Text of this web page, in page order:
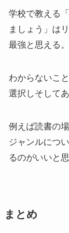
学校で教える
ましょう」は
最強と思える。
わからないこ
選択しそして
例えば読書の
ジャンルにつ
るのがいいと
まとめ